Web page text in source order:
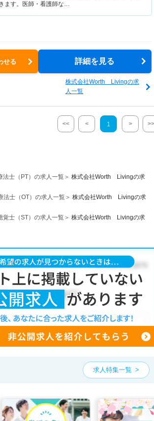
ます。医師・看護師な…
せる 詳細を見る
株式会社Worth Livingの求
人一覧
<< < 1 > >>
法士（PT）の求人一覧
株式会社Worth Livingの求
法士（OT）の求人一覧
株式会社Worth Livingの求
覚士（ST）の求人一覧
株式会社Worth Livingの求
求人特集一覧